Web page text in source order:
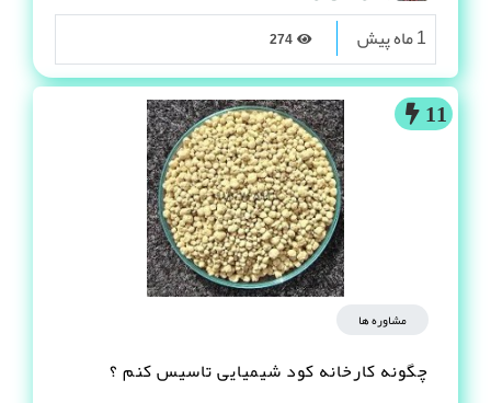
1 ماه پیش
11
مشاوره ها
چگونه کارخانه کود شیمیایی تاسیس کنم ؟